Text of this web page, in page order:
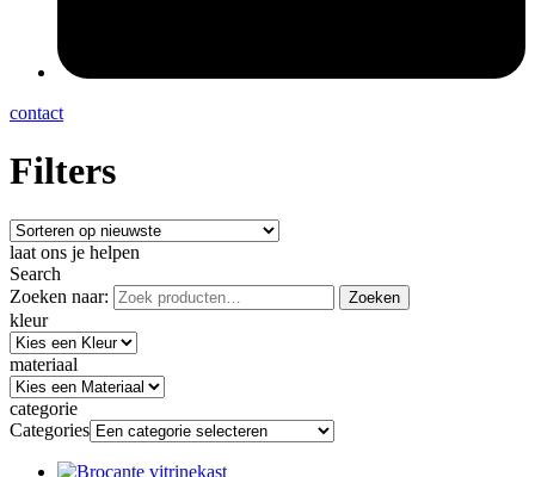
contact
Filters
laat ons je helpen
Search
Zoeken naar:
Zoeken
kleur
materiaal
categorie
Categories